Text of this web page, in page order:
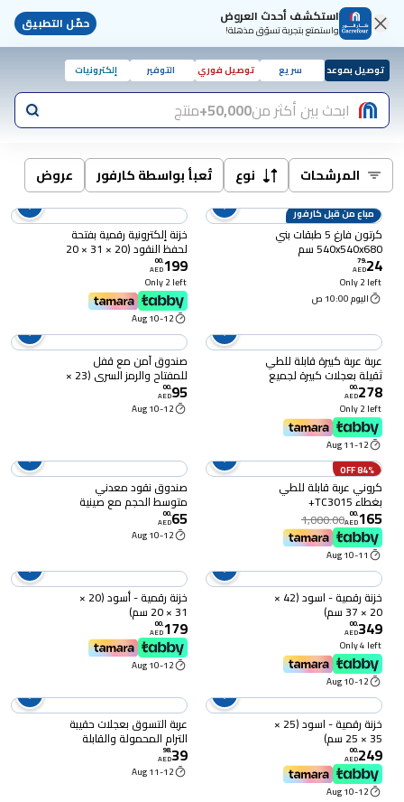
استكشف أحدث العروض
واستمتع بتجربة تسوّق مذهلة! حمّل التطبيق
توصيل بموعد سريع توصيل فوري التوفير إلكترونيات
ابحث بين أكثر من50,000+ منتج
المرشحات نوع تُعبأ بواسطة كارفور عروض
مباع من قبل كارفور
كرتون فارغ 5 طبقات بني
540x540x680 سم
24
.
79
AED
Only 2 left
اليوم 10:00 ص
خزنة إلكترونية رقمية بفتحة
لحفظ النقود (20 × 31 × 20
سم) ، بيضاء
199
.
00
AED
Only 2 left
10-12 Aug
عربة عربة كبيرة قابلة للطي
ثقيلة بعجلات كبيرة لجميع
قابل للتعديل، إطار من
سبائك الألمنيوم – عربة
متنقلة للاستخدام على
الشاطئ والتخييم
والتسوق والاستخدام
الخارجي
278
.
00
AED
Only 2 left
11-12 Aug
صندوق آمن مع قفل
للمفتاح والرمز السري (23 ×
17 × 17 سم) ، أبيض
95
.
00
AED
10-12 Aug
84% OFF
كروني عربة قابلة للطي
بغطاء TC3015+
165
.
00
AED
1,000.00
10-11 Aug
صندوق نقود معدني
متوسط الحجم مع صينية
أسود
65
.
00
AED
10-12 Aug
خزنة رقمية - اسود (42 ×
20 × 37 سم)
349
.
00
AED
Only 4 left
10-12 Aug
خزنة رقمية - أسود (20 ×
31 × 20 سم)
179
.
00
AED
10-12 Aug
خزنة رقمية - اسود (25 ×
35 × 25 سم)
249
.
00
AED
10-12 Aug
عربة التسوق بعجلات حقيبة
الترام المحمولة والقابلة
متينة، جيب خلفي، حقيبة
قابلة للإزالة (أحمر)
39
.
98
AED
11-12 Aug